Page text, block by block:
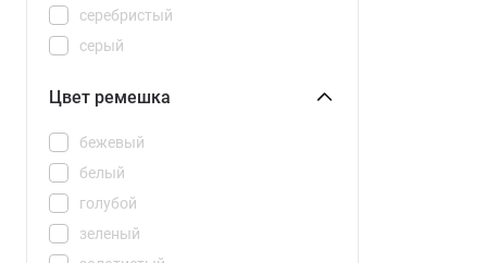
Watch S5
Watch Ultra 3
серебристый
серый
черный
Цвет ремешка
бежевый
белый
голубой
зеленый